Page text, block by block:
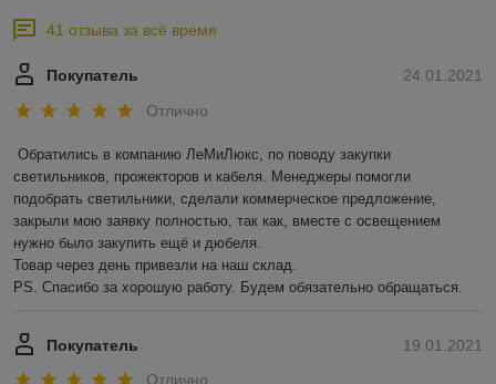
41 отзыва за всё время
24.01.2021
Покупатель
Отлично
Обратились в компанию ЛеМиЛюкс, по поводу закупки
светильников, прожекторов и кабеля. Менеджеры помогли
подобрать светильники, сделали коммерческое предложение,
закрыли мою заявку полностью, так как, вместе с освещением
нужно было закупить ещё и дюбеля.
Товар через день привезли на наш склад.
PS. Спасибо за хорошую работу. Будем обязательно обращаться.
19.01.2021
Покупатель
Отлично